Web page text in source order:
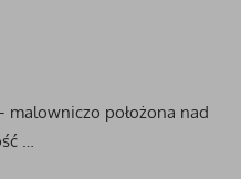
malowniczo położona nad
…